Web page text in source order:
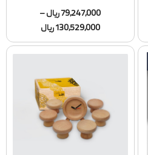
79٫247٫000ریال–
130٫529٫000ریال